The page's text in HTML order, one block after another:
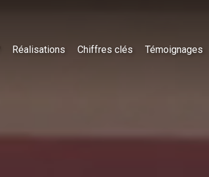
Réalisations Chiffres clés Témoignages